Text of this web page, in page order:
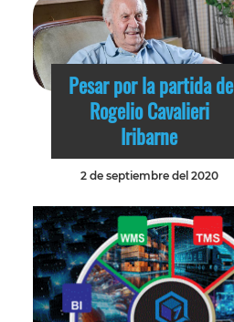
Pesar por la partida de
Rogelio Cavalieri
Iribarne
2 de septiembre del 2020